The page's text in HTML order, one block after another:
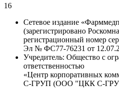
16
Сетевое издание
(зарегистрировано
регистрационный номер
Эл № ФС77-76231 от
Учредитель: Общество с
ответственностью
«Центр корпоративных
С-ГРУП (ООО "ЦКК С-